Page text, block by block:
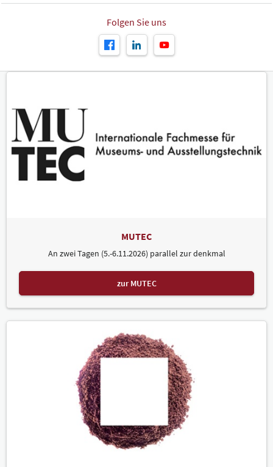
Folgen Sie uns
MUTEC
An zwei Tagen (5.-6.11.2026) parallel zur denkmal
zur MUTEC